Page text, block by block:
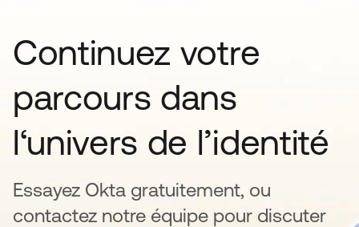
Continuez votre
parcours dans
l‘univers de l’identité
Essayez Okta gratuitement, ou
contactez notre équipe pour discuter